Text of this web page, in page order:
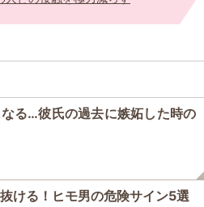
る…彼氏の過去に嫉妬した時の
ける！ヒモ男の危険サイン5選